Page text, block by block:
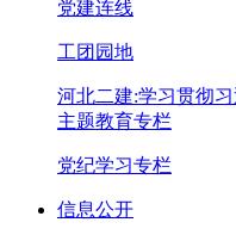
党建连线
工团园地
河北二建:学习贯彻
主题教育专栏
党纪学习专栏
信息公开